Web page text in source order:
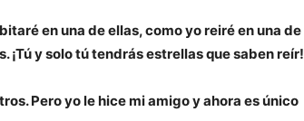
en una de ellas, como yo reiré en una de
¡Tú y solo tú tendrás estrellas que saben reír!
Pero yo le hice mi amigo y ahora es único